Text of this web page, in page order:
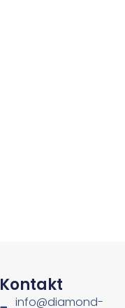
Kontakt
info@diamond-